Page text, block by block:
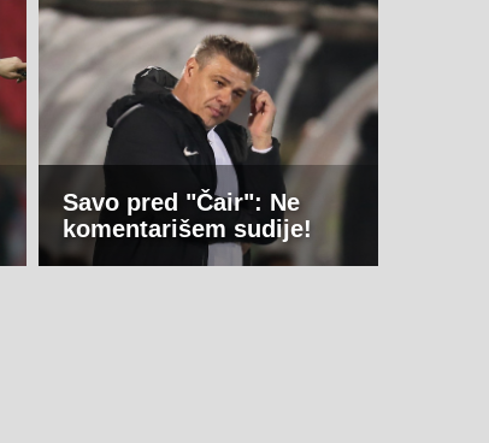
Savo pred "Čair": Ne
komentarišem sudije!